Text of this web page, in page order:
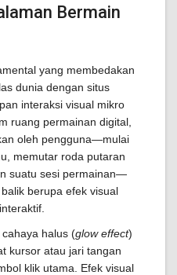
Bermain
yang membedakan
dunia dengan situs
interaksi visual mikro
ruang permainan digital,
oleh pengguna—mulai
memutar roda putaran
suatu sesi permainan—
berupa efek visual
halus (glow effect)
kursor atau jari tangan
klik utama. Efek visual